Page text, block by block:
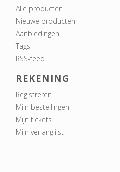
Alle producten
Nieuwe producten
Aanbiedingen
Tags
RSS-feed
REKENING
Registreren
Mijn bestellingen
Mijn tickets
Mijn verlanglijst